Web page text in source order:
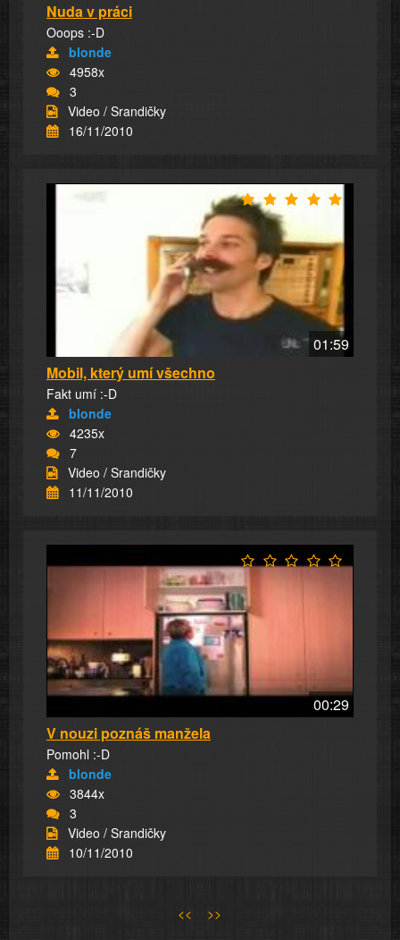
Nuda v práci
Ooops :-D
blonde
4958x
3
Video / Srandičky
16/11/2010
01:59
Mobil, který umí všechno
Fakt umí :-D
blonde
4235x
7
Video / Srandičky
11/11/2010
00:29
V nouzi poznáš manžela
Pomohl :-D
blonde
3844x
3
Video / Srandičky
10/11/2010
<< >>